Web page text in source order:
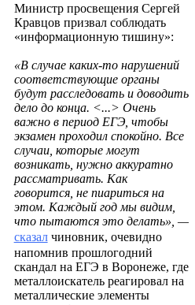
Министр просвещения Сергей
Кравцов призвал соблюдать
«информационную тишину»:
«В случае каких-то нарушений
соответствующие органы
будут расследовать и доводить
дело до конца. <...> Очень
важно в период ЕГЭ, чтобы
экзамен проходил спокойно. Все
случаи, которые могут
возникать, нужно аккуратно
рассматривать. Как
говорится, не пиариться на
этом. Каждый год мы видим,
что пытаются это делать», —
сказалчиновник, очевидно
напомнив прошлогодний
скандал на ЕГЭ в Воронеже, где
металлоискатель реагировал на
металлические элементы